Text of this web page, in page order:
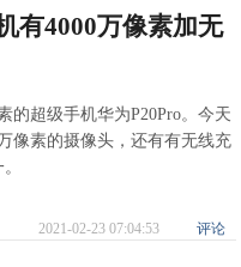
有4000万像素加无
的超级手机华为P20Pro。今天
像素的摄像头，还有有无线充
2021-02-23 07:04:53 评论